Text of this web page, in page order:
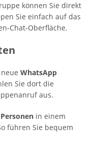
können Sie direkt
Sie einfach auf das
Chat-Oberfläche.
WhatsApp
Sie dort die
aus.
in einem
führen Sie bequem